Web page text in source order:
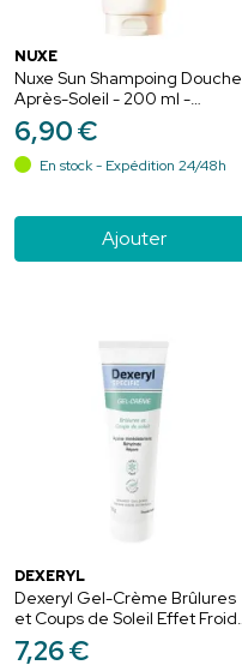
NUXE
Nuxe Sun Shampoing Douche
Après-Soleil - 200 ml -
Fraîcheur corps et cheveux
après exposition
6,90€
En stock - Expédition 24/48h
Ajouter
DEXERYL
Dexeryl Gel-Crème Brûlures
et Coups de Soleil Effet Froid
150g – Apaisement et
réparation
7,26€